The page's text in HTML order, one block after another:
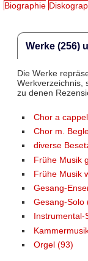
Biographie
Werke (256)
Die Werke
Werkverzeichnis,
zu denen
Chor a
Chor m.
diverse
Frühe Musik
Frühe Musik
Gesang-
Gesang-Solo
Instrumental-
Orgel (93)